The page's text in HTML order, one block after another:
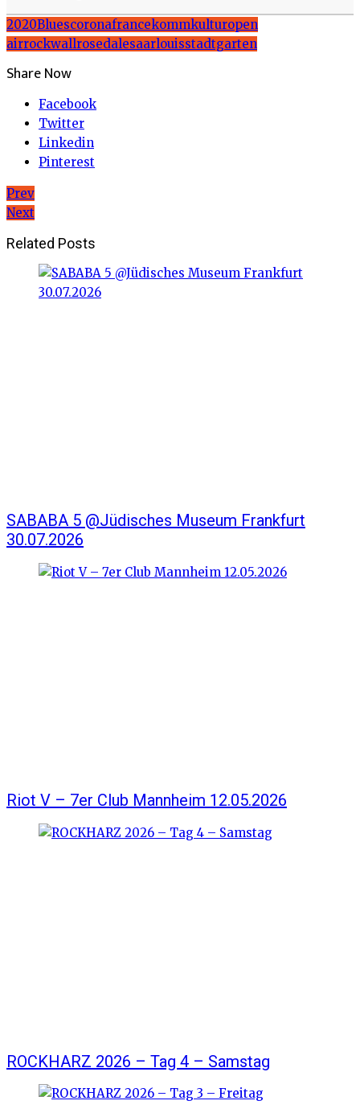
2020Bluescoronafrancekommkulturopen
airrockwallrosedalesaarlouisstadtgarten
Share Now
Facebook
Twitter
Linkedin
Pinterest
Beitragsnavigation
Prev
Next
Related Posts
SABABA 5 @Jüdisches Museum Frankfurt
30.07.2026
Riot V – 7er Club Mannheim 12.05.2026
ROCKHARZ 2026 – Tag 4 – Samstag